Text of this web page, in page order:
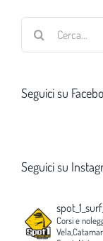
Seguici su
Seguici su
Corsi e